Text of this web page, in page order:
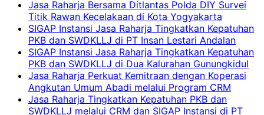
Jasa Raharja Bersama Ditlantas Polda DIY Survei
Titik Rawan Kecelakaan di Kota Yogyakarta
SIGAP Instansi Jasa Raharja Tingkatkan Kepatuhan
PKB dan SWDKLLJ di PT Insan Lestari Andalan
SIGAP Instansi Jasa Raharja Tingkatkan Kepatuhan
PKB dan SWDKLLJ di Dua Kalurahan Gunungkidul
Jasa Raharja Perkuat Kemitraan dengan Koperasi
Angkutan Umum Abadi melalui Program CRM
Jasa Raharja Tingkatkan Kepatuhan PKB dan
SWDKLLJ melalui CRM dan SIGAP Instansi di PT